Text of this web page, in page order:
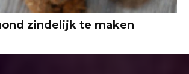
zindelijk te maken